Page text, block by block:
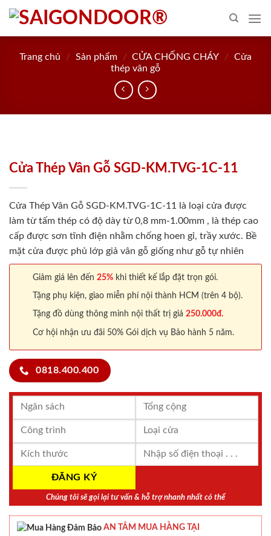
Skip
content
Trang chủ / Sản phẩm / CỬA CHỐNG CHÁY /
Cửa
thép vân gỗ
Cửa Thép Vân Gỗ SGD-KM.TVG-1C-11
Cửa Thép Vân Gỗ SGD-KM.TVG-1C-11 là loại cửa được
làm từ tấm thép có độ dày từ 0,8 mm-1.00mm , là thép cao
cấp được sơn tĩnh điện nhằm chống hoen gỉ, trầy xước. Bề
mặt cửa được phủ lớp giả vân gỗ giống như gỗ tự nhiên
Giảm giá lên đến 25% khi thiết kế lắp đặt trọn gói.
Tặng phụ kiện, giao miễn phí nội thành HCM (trên 4 bộ).
Tặng đồ dùng thông minh nội thất trị giá 250.000đ.
Cơ hội nhận ưu đãi 50% Gói dịch vụ Bảo hành 5 năm.
0818.400.400
Chúng tôi sẽ gọi lại tư vấn & hỗ trợ nhanh nhất có thể
AN TÂM MUA HÀNG TẠI